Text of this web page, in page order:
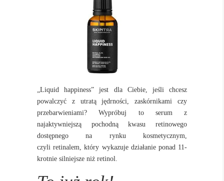
„Liquid happiness” jest dla Ciebie, jeśli chcesz
powalczyć z utratą jędrności, zaskórnikami czy
przebarwieniami? Wypróbuj to serum z
najaktywniejszą pochodną kwasu retinowego
dostępnego na rynku kosmetycznym,
czyli retinalem, który wykazuje działanie ponad 11-
krotnie silniejsze niż retinol.